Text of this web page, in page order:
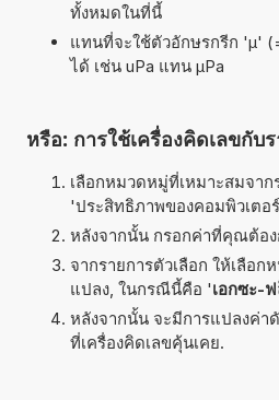
ทั้งหมดในที่นี้
แทนที่จะใช้ตัวอักษรกรีก 'µ'
ได้ เช่น uPa แทน µPa
หรือ: การใช้เครื่องคิดเลขกับ
เลือกหมวดหมู่ที่เหมาะสมจา
'ประสิทธิภาพของคอมพิวเตอ
หลังจากนั้น กรอกค่าที่คุณต้อง
จากรายการตัวเลือก ให้เลือ
แปลง, ในกรณีนี้คือ 'เอกซะ-
หลังจากนั้น จะมีการแปลงค่า
ที่เครื่องคิดเลขคุ้นเคย.